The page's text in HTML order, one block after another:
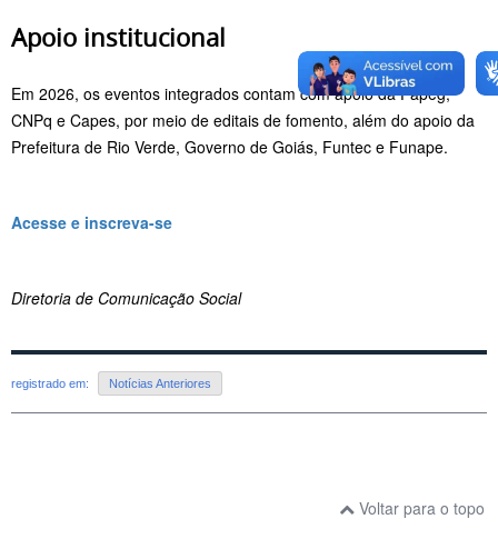
Apoio institucional
Em 2026, os eventos integrados contam com apoio da Fapeg,
CNPq e Capes, por meio de editais de fomento, além do apoio da
Prefeitura de Rio Verde, Governo de Goiás, Funtec e Funape.
Acesse e inscreva-se
Diretoria de Comunicação Social
registrado em: Notícias Anteriores
Voltar para o topo